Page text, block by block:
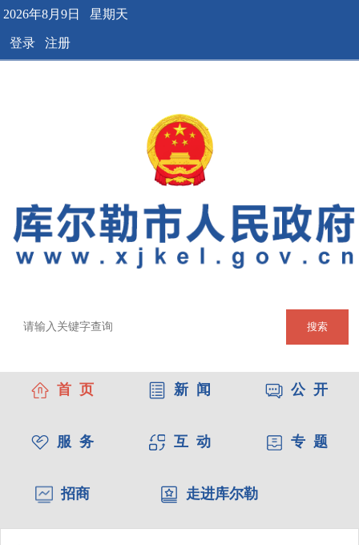
2026年8月9日 星期天
登录 注册
搜索
首 页 新 闻 公 开
服 务 互 动 专 题
招商 走进库尔勒